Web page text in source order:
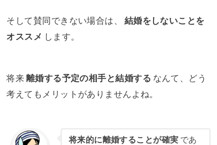
そして賛同できない場合は、
結婚をしないことを
オススメ します。
将来 離婚する予定の相手と結婚する なんて、どう
考えてもメリットがありませんよね。
将来的に離婚することが確実 であ